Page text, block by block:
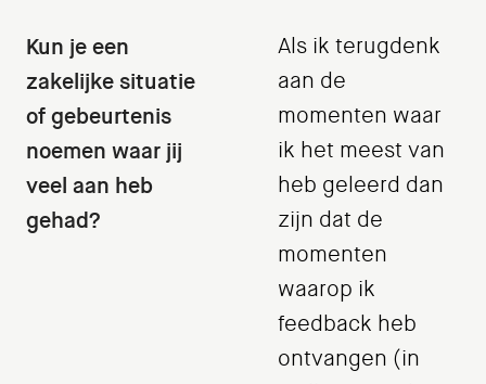
Kun je een
zakelijke situatie
of gebeurtenis
noemen waar jij
veel aan heb
gehad?
Als ik terugdenk
aan de
momenten waar
ik het meest van
heb geleerd dan
zijn dat de
momenten
waarop ik
feedback heb
ontvangen (in